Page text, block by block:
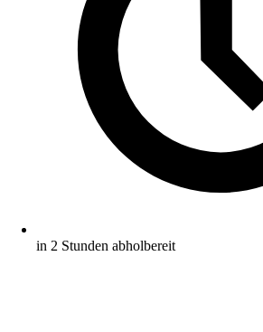
in 2 Stunden abholbereit